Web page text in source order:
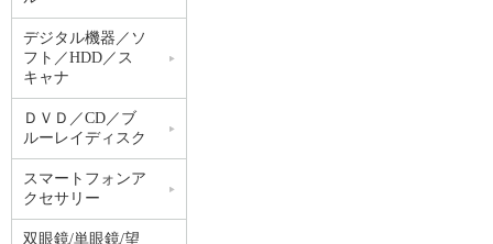
デジタル機器／ソ
フト／HDD／ス
キャナ
ＤＶＤ／CD／ブ
ルーレイディスク
スマートフォンア
クセサリー
双眼鏡/単眼鏡/望